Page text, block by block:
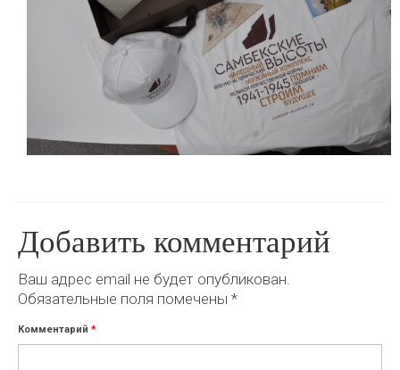
Добавить комментарий
Ваш адрес email не будет опубликован.
Обязательные поля помечены *
Комментарий *